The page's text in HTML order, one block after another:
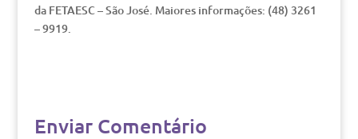
da FETAESC – São José. Maiores informações: (48) 3261
– 9919.
Enviar Comentário